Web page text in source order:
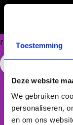
Toestemming
Deze website
We gebruiken
personaliseren,
en om ons
Could
make
request.